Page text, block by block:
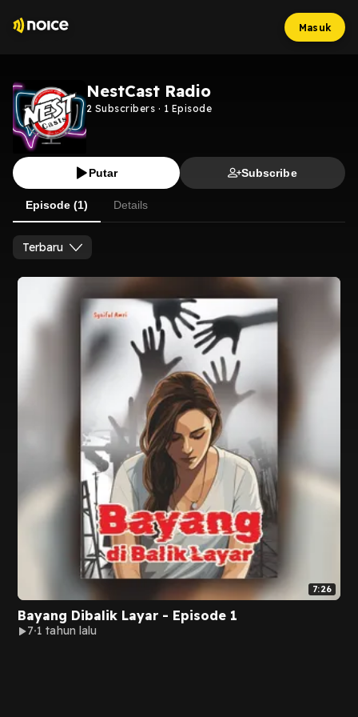
Masuk
NestCast Radio
2 Subscribers · 1 Episode
Putar Subscribe
Episode (1) Details
Terbaru
7:26
Bayang Dibalik Layar - Episode 1
7 1 tahun lalu